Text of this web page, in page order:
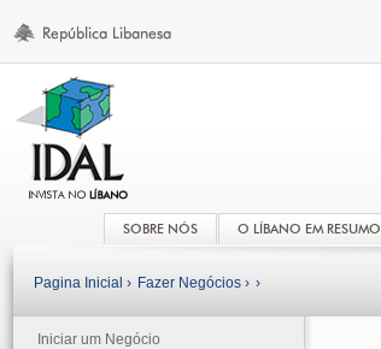
SOBRE NÓS O LÍBANO EM RESUMO
Pagina Inicial › Fazer Negócios › ›
Iniciar um Negócio